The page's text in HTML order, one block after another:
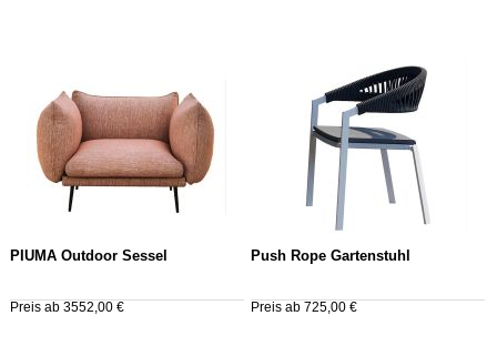
PIUMA Outdoor Sessel
Preis ab 3552,00 €
Push Rope Gartenstuhl
Preis ab 725,00 €